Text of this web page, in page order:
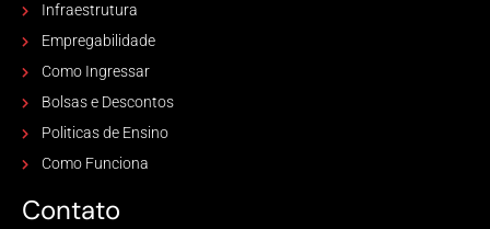
Infraestrutura
Empregabilidade
Como Ingressar
Bolsas e Descontos
Politicas de Ensino
Como Funciona
Contato